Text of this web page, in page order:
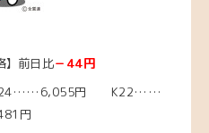
】前日比－44円
円 K22……
円